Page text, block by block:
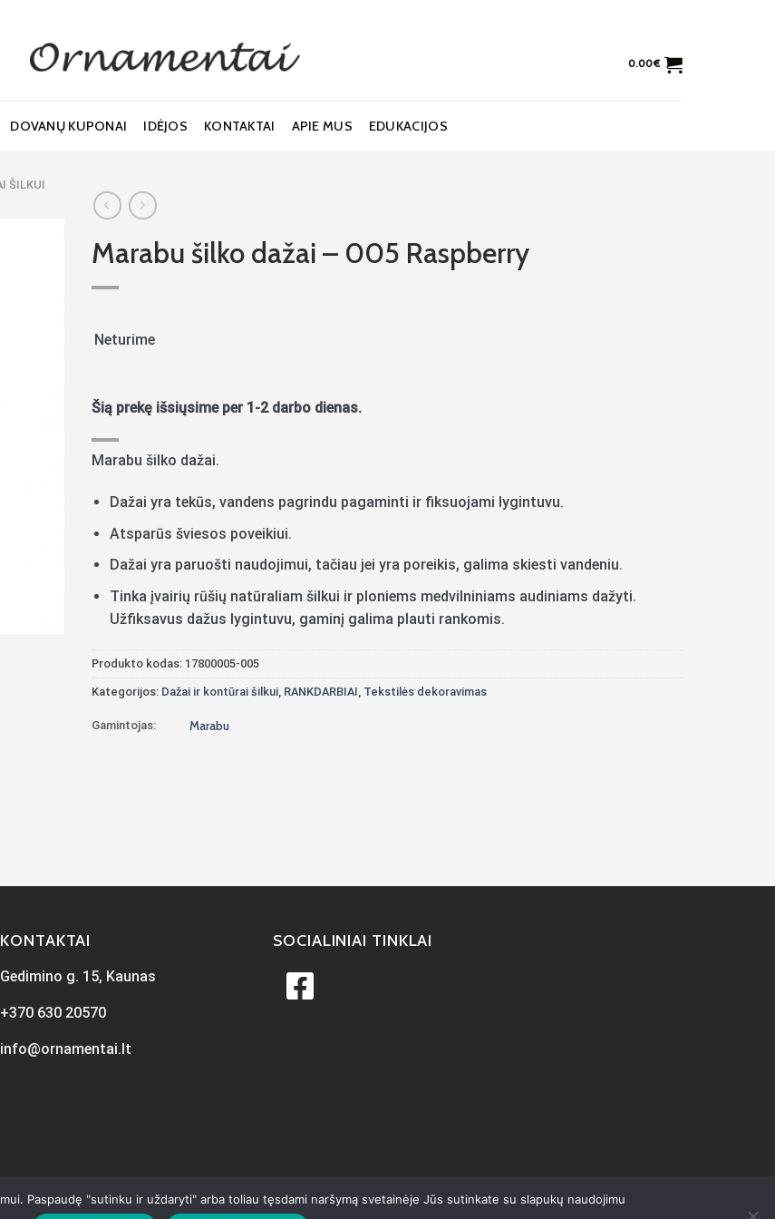
0.00€
DOVANŲ KUPONAI IDĖJOS KONTAKTAI APIE MUS EDUKACIJOS
ŠILKUI
Marabu šilko dažai – 005 Raspberry
Neturime
Šią prekę išsiųsime per 1-2 darbo dienas.
Marabu šilko dažai.
Dažai yra tekūs, vandens pagrindu pagaminti ir fiksuojami lygintuvu.
Atsparūs šviesos poveikiui.
Dažai yra paruošti naudojimui, tačiau jei yra poreikis, galima skiesti vandeniu.
Tinka įvairių rūšių natūraliam šilkui ir ploniems medvilniniams audiniams dažyti.
Užfiksavus dažus lygintuvu, gaminį galima plauti rankomis.
Produkto kodas: 17800005-005
Kategorijos: Dažai ir kontūrai šilkui, RANKDARBIAI Tekstilės dekoravimas
Gamintojas: Marabu
KONTAKTAI
Gedimino g. 15, Kaunas
+370 630 20570
info@ornamentai.lt
SOCIALINIAI TINKLAI
Paspaudę "sutinku ir uždaryti" arba toliau tęsdami naršymą svetainėje Jūs sutinkate su slapukų naudojimu